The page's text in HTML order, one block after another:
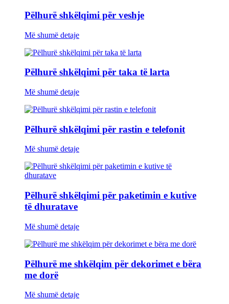
Pëlhurë shkëlqimi për veshje
Më shumë detaje
Pëlhurë shkëlqimi për taka të larta
Më shumë detaje
Pëlhurë shkëlqimi për rastin e telefonit
Më shumë detaje
Pëlhurë shkëlqimi për paketimin e kutive
të dhuratave
Më shumë detaje
Pëlhurë me shkëlqim për dekorimet e bëra
me dorë
Më shumë detaje